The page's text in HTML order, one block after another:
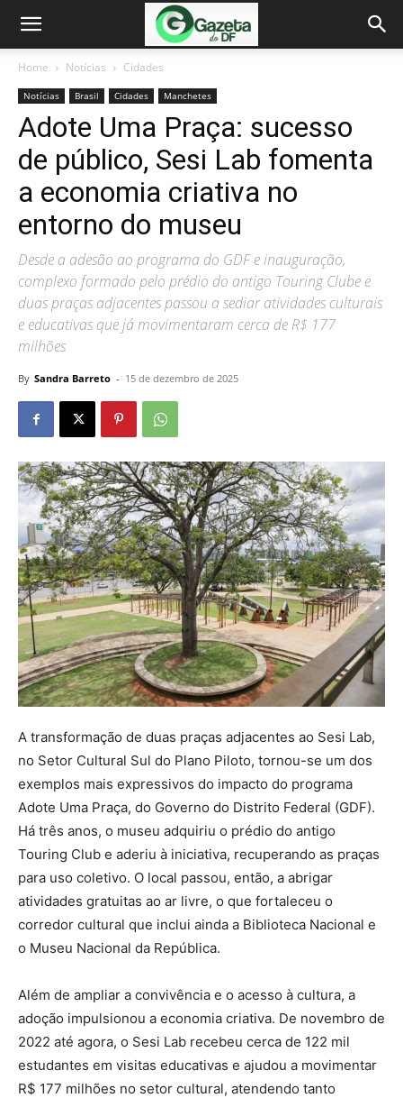
Home Notícias Cidades
Notícias Brasil Cidades Manchetes
Adote Uma Praça: sucesso
de público, Sesi Lab fomenta
a economia criativa no
entorno do museu
Desde a adesão ao programa do GDF e inauguração,
complexo formado pelo prédio do antigo Touring Clube e
duas praças adjacentes passou a sediar atividades culturais
e educativas que já movimentaram cerca de R$ 177
milhões
By Sandra Barreto - 15 de dezembro de 2025
A transformação de duas praças adjacentes ao Sesi Lab,
no Setor Cultural Sul do Plano Piloto, tornou-se um dos
exemplos mais expressivos do impacto do programa
Adote Uma Praça, do Governo do Distrito Federal (GDF).
Há três anos, o museu adquiriu o prédio do antigo
Touring Club e aderiu à iniciativa, recuperando as praças
para uso coletivo. O local passou, então, a abrigar
atividades gratuitas ao ar livre, o que fortaleceu o
corredor cultural que inclui ainda a Biblioteca Nacional e
o Museu Nacional da República.
Além de ampliar a convivência e o acesso à cultura, a
adoção impulsionou a economia criativa. De novembro de
2022 até agora, o Sesi Lab recebeu cerca de 122 mil
estudantes em visitas educativas e ajudou a movimentar
R$ 177 milhões no setor cultural, atendendo tanto